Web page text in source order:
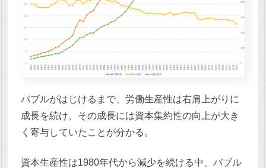
バブルがはじけるまで、労働生産性は右肩上がりに
成長を続け、その成長には資本集約性の向上が大き
く寄与していたことが分かる。
資本生産性は1980年代から減少を続ける中、バブル